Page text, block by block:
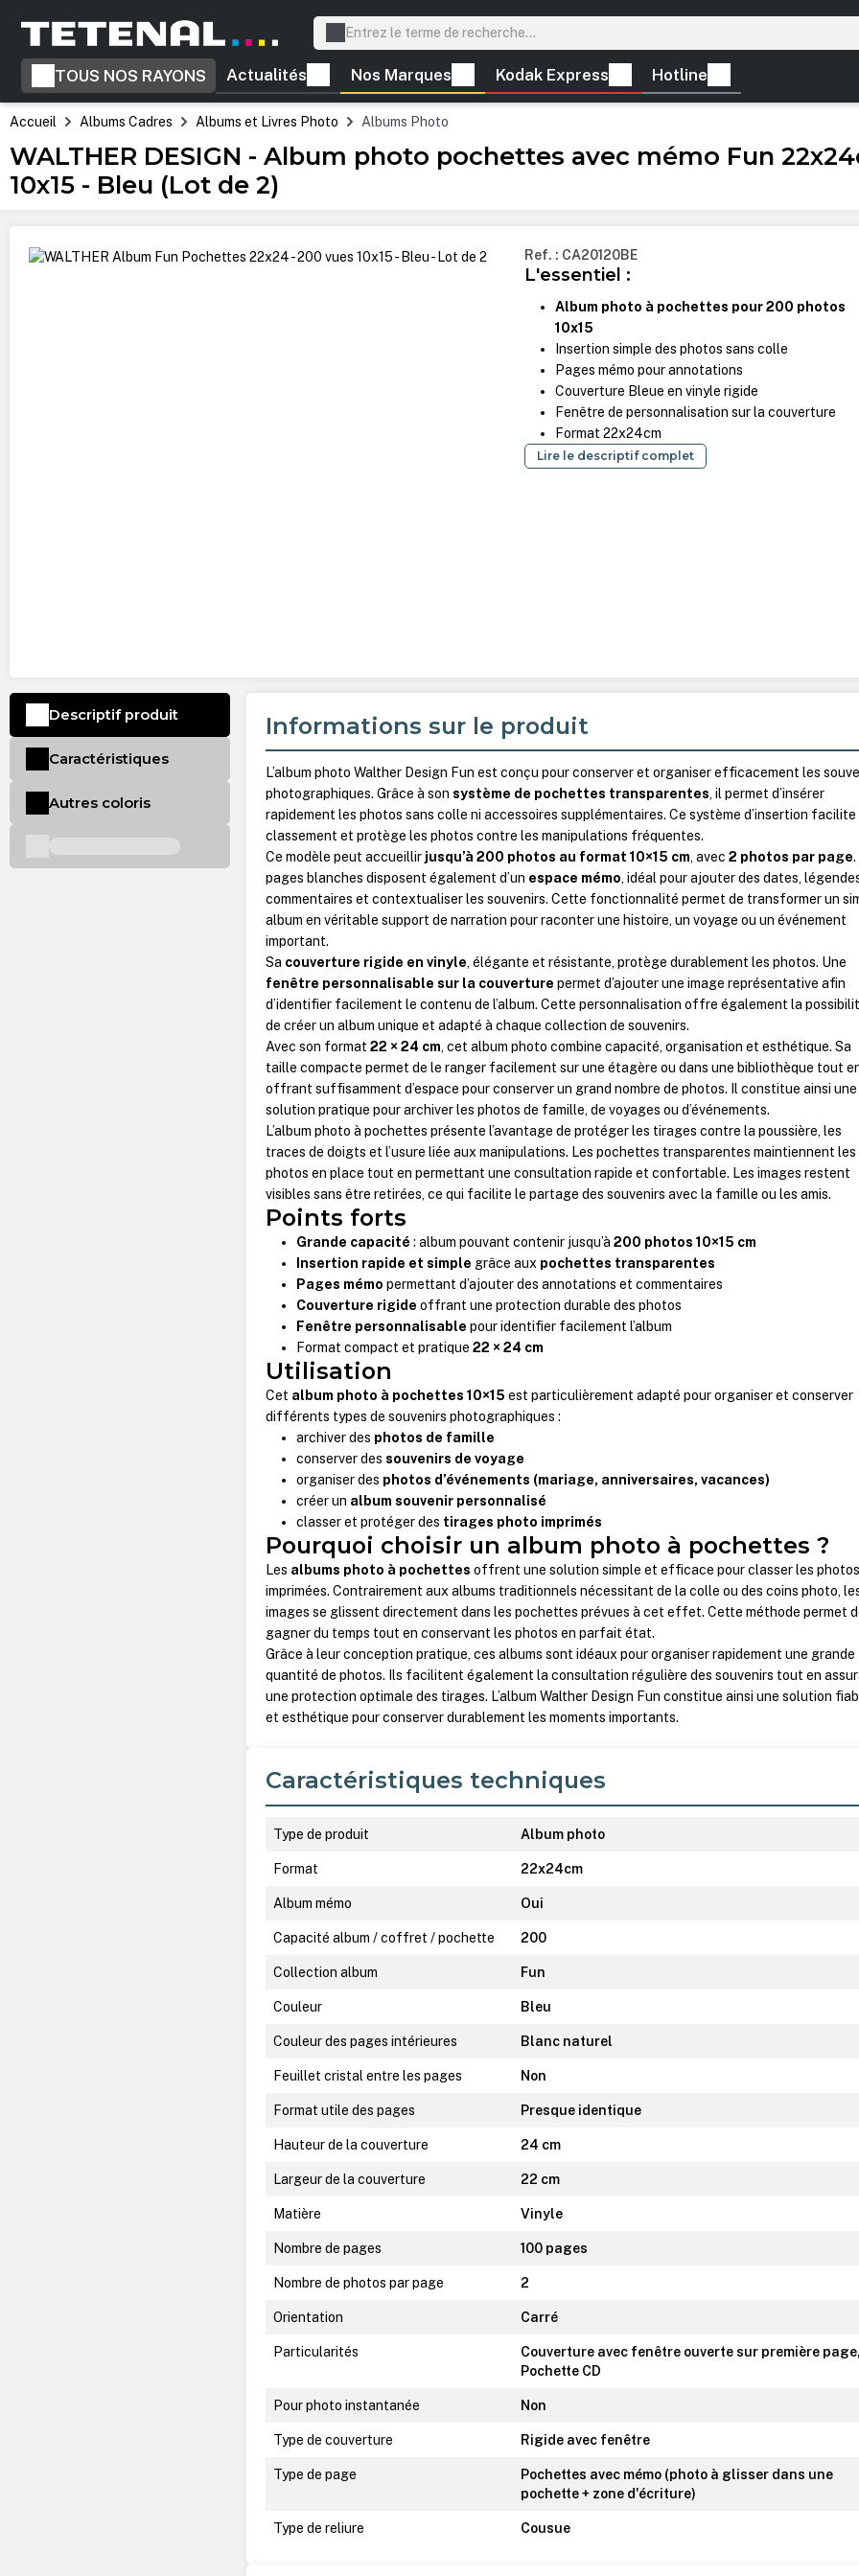
Passer à la navigation principale
TOUS NOS RAYONS Actualités Nos Marques Kodak Express Hotline
Accueil Albums Cadres Albums et Livres Photo Albums Photo
WALTHER DESIGN - Album photo pochettes avec mémo Fun
10x15 - Bleu (Lot de 2)
Ignorer la galerie d'images Ref. : CA20120BE
L'essentiel :
Album photo à pochettes pour 200 photos
10x15
Insertion simple des photos sans colle
Pages mémo pour annotations
Couverture Bleue en vinyle rigide
Fenêtre de personnalisation sur la couverture
Format 22x24cm
Lire le descriptif complet
Informations sur le produit
L’album photo Walther Design Fun est conçu pour conserver et organiser efficacement les
photographiques. Grâce à sonsystème de pochettes transparentes, il permet d’insérer
rapidement les photos sans colle ni accessoires supplémentaires. Ce système d’insertion facilite
classement et protège les photos contre les manipulations fréquentes.
Ce modèle peut accueillir jusqu’à 200 photos au format 10×15 cm, avec2 photos par page
pages blanches disposent également d’un espace mémo, idéal pour ajouter des dates,
commentaires et contextualiser les souvenirs. Cette fonctionnalité permet de transformer un
album en véritable support de narration pour raconter une histoire, un voyage ou un événement
important.
Sa couverture rigide en vinyle, élégante et résistante, protège durablement les photos. Une
fenêtre personnalisable sur la couverture permet d’ajouter une image représentative afin
d’identifier facilement le contenu de l’album. Cette personnalisation offre également la
de créer un album unique et adapté à chaque collection de souvenirs.
Avec son format22 × 24 cm, cet album photo combine capacité, organisation et esthétique. Sa
taille compacte permet de le ranger facilement sur une étagère ou dans une bibliothèque tout
offrant suffisamment d’espace pour conserver un grand nombre de photos. Il constitue ainsi une
solution pratique pour archiver les photos de famille, de voyages ou d’événements.
L’album photo à pochettes présente l’avantage de protéger les tirages contre la poussière, les
traces de doigts et l’usure liée aux manipulations. Les pochettes transparentes maintiennent les
photos en place tout en permettant une consultation rapide et confortable. Les images restent
visibles sans être retirées, ce qui facilite le partage des souvenirs avec la famille ou les amis.
Points forts
Grande capacité : album pouvant contenir jusqu’à200 photos 10×15 cm
Insertion rapide et simple grâce aux pochettes transparentes
Pages mémo permettant d’ajouter des annotations et commentaires
Couverture rigide offrant une protection durable des photos
Fenêtre personnalisable pour identifier facilement l’album
Format compact et pratique22 × 24 cm
Utilisation
Cet album photo à pochettes 10×15 est particulièrement adapté pour organiser et conserver
différents types de souvenirs photographiques :
archiver des photos de famille
conserver dessouvenirs de voyage
organiser des photos d’événements (mariage, anniversaires, vacances)
créer un album souvenir personnalisé
classer et protéger des tirages photo imprimés
Pourquoi choisir un album photo à pochettes ?
Les albums photo à pochettes offrent une solution simple et efficace pour classer les
imprimées. Contrairement aux albums traditionnels nécessitant de la colle ou des coins photo,
images se glissent directement dans les pochettes prévues à cet effet. Cette méthode permet
gagner du temps tout en conservant les photos en parfait état.
Grâce à leur conception pratique, ces albums sont idéaux pour organiser rapidement une grande
quantité de photos. Ils facilitent également la consultation régulière des souvenirs tout en
une protection optimale des tirages. L’album Walther Design Fun constitue ainsi une solution
et esthétique pour conserver durablement les moments importants.
Caractéristiques techniques
Type de produit Album photo
Format 22x24cm
Album mémo Oui
Capacité album / coffret / pochette 200
Collection album Fun
Couleur Bleu
Couleur des pages intérieures Blanc naturel
Feuillet cristal entre les pages Non
Format utile des pages Presque identique
Hauteur de la couverture 24 cm
Largeur de la couverture 22 cm
Matière Vinyle
Nombre de pages 100 pages
Nombre de photos par page 2
Orientation Carré
Particularités
Couverture avec fenêtre ouverte sur première
Pochette CD
Pour photo instantanée Non
Type de couverture Rigide avec fenêtre
Type de page
Pochettes avec mémo (photo à glisser dans une
pochette + zone d'écriture)
Type de reliure Cousue
Descriptif produit
Caractéristiques
Autres coloris